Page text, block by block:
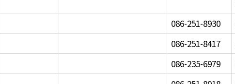
086-251-8930
086-251-8417
086-235-6979